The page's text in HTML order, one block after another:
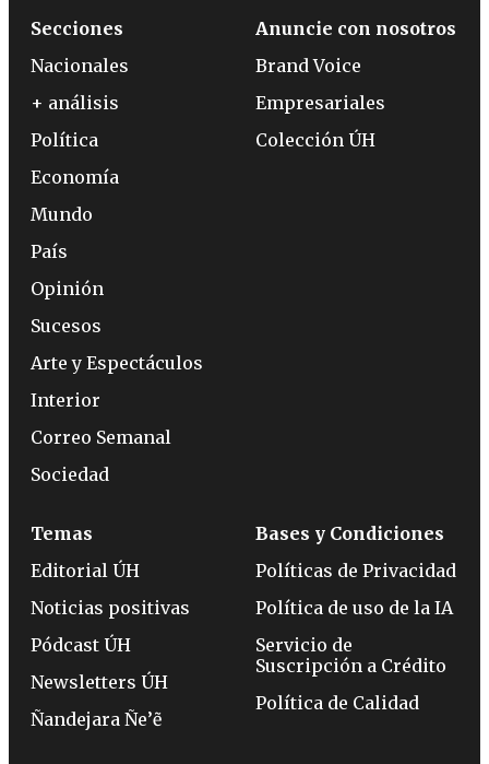
Secciones
Nacionales
+ análisis
Política
Economía
Mundo
País
Opinión
Sucesos
Arte y Espectáculos
Interior
Correo Semanal
Sociedad
Anuncie con nosotros
Brand Voice
Empresariales
Colección ÚH
Temas
Editorial ÚH
Noticias positivas
Pódcast ÚH
Newsletters ÚH
Ñandejara Ñe’ẽ
Bases y Condiciones
Políticas de Privacidad
Política de uso de la IA
Servicio de
Suscripción a Crédito
Política de Calidad